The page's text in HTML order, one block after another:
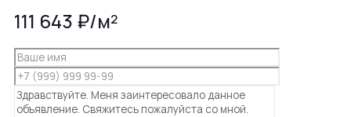
111 643 ₽/м²